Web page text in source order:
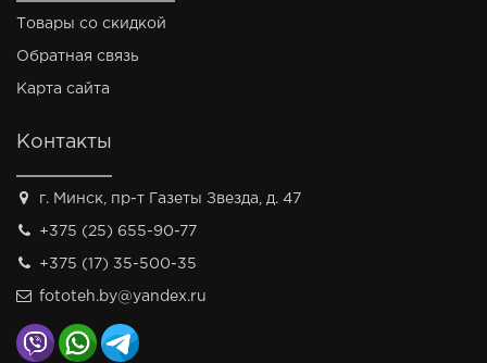
Товары со скидкой
Обратная связь
Карта сайта
Контакты
г. Минск, пр-т Газеты Звезда, д. 47
+375 (25) 655-90-77
+375 (17) 35-500-35
fototeh.by@yandex.ru